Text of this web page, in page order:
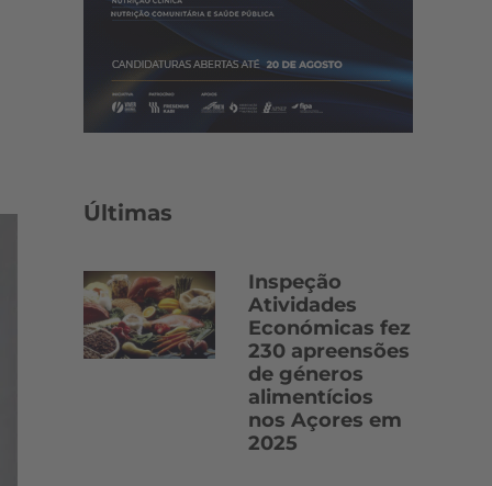
Últimas
Inspeção
Atividades
Económicas fez
230 apreensões
de géneros
alimentícios
nos Açores em
2025